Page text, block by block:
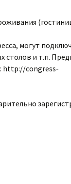
могут
столов и т.п.
http://congress-